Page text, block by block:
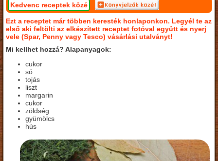
Kedvenc receptek közé
Ezt a receptet már többen keresték honlaponkon. Legyél te az
első aki feltölti az elkészített receptet fotóval együtt és nyerj
vele (Spar, Penny vagy Tesco) vásárlási utalványt!
Mi kellhet hozzá? Alapanyagok:
cukor
só
tojás
liszt
margarin
cukor
zöldség
gyümölcs
hús